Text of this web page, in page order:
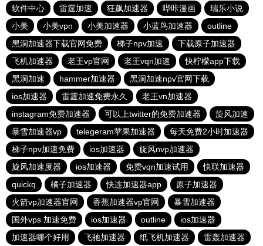
软件中心
雷霆加速 狂飙加速器 哔咔漫画
瑞乐小说
小美
小美vpn 小美加速器 小蓝鸟加速器
outline
黑洞加速器下载官网免费
梯子npv加速
下载原子加速器
飞机加速器
老王vp官网 老王vqn加速
快柠檬app下载
黑洞加速
hammer加速器
黑洞加速npv官网下载
ios加速器
雷霆加速免费永久
老王vn加速器
instagram免费加速器
可以上twitter的免费加速器
旋风加速
暴雪加速器vp
telegeram苹果加速器
每天免费2小时加速器
梯子npv加速免费
ios加速器
旋风nvp加速器
旋风加速度器
ios加速器 免费vqn加速试用
快联加速器
quickq
橘子加速器 快连加速器app
原子加速器
火箭vp加速器官网
香蕉加速器vp官网
暴雪加速器
国外vps 加速免费
ios加速器 outline
ios加速器
加速器哪个好用
飞驰加速器 纸飞机加速器 雷轰加速器